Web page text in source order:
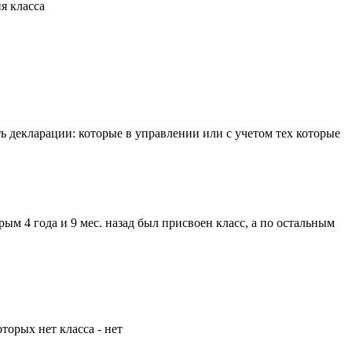
класса
которые в управлении или с учетом тех которые
4 года и 9 мес. назад был присвоен класс, а по остальным
нет класса - нет